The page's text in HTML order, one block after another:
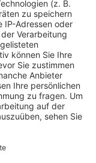
ganze
Waren. Sollten
mal